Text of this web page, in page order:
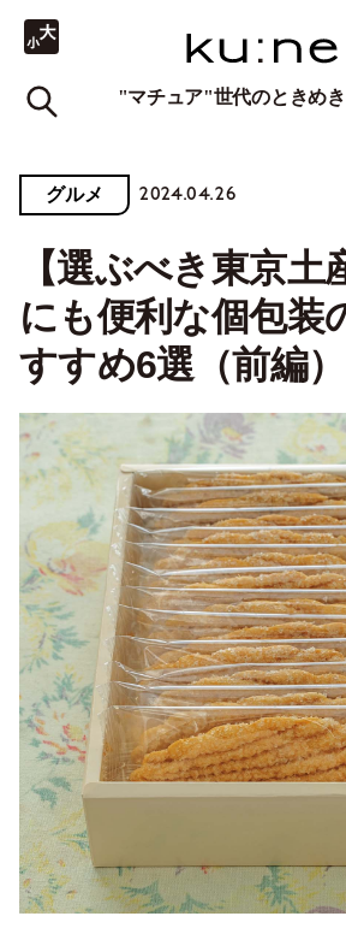
"マチュア"世代のときめき
グルメ 2024.04.26
【選ぶべき東京土
にも便利な個包装
すすめ6選（前編）